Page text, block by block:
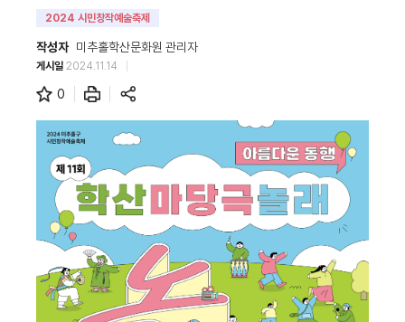
2024 시민창작예술축제
작성자 미추홀학산문화원 관리자
게시일 2024.11.14
0